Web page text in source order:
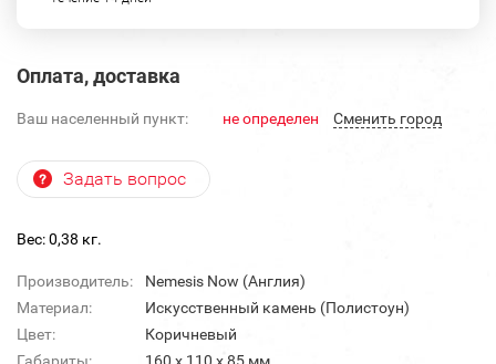
Оплата, доставка
Ваш населенный пункт: не определен Cменить город
Задать вопрос
Вес: 0,38 кг.
Производитель:
Nemesis Now (Англия)
Материал:
Искусственный камень (Полистоун)
Цвет:
Коричневый